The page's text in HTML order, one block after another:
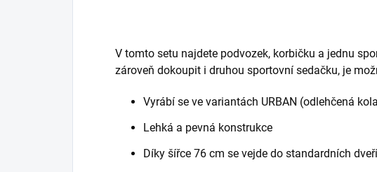
V tomto setu najdete podvozek, korbičku a jednu
zároveň dokoupit i druhou sportovní sedačku, je
Vyrábí se ve variantách URBAN (odlehčená
Lehká a pevná konstrukce
Díky šířce 76 cm se vejde do standardních